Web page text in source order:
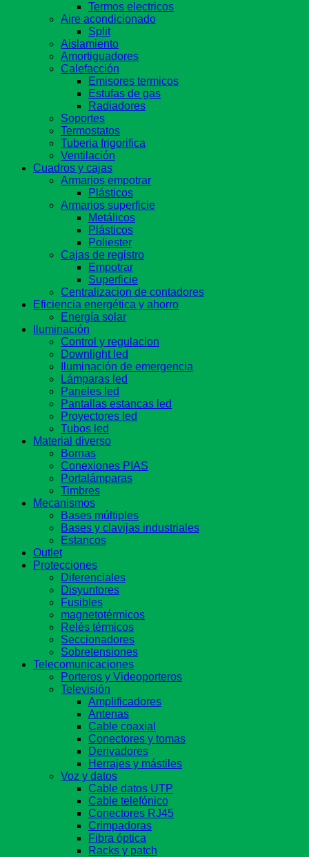
Termos electricos
Aire acondicionado
Split
Aislamiento
Amortiguadores
Calefacción
Emisores termicos
Estufas de gas
Radiadores
Soportes
Termostatos
Tuberia frigorifica
Ventilación
Cuadros y cajas
Armarios empotrar
Plásticos
Armarios superficie
Metálicos
Plásticos
Poliester
Cajas de registro
Empotrar
Superficie
Centralizacion de contadores
Eficiencia energética y ahorro
Energía solar
Iluminación
Control y regulacion
Downlight led
Iluminación de emergencia
Lámparas led
Paneles led
Pantallas estancas led
Proyectores led
Tubos led
Material diverso
Bornas
Conexiones PIAS
Portalámparas
Timbres
Mecanismos
Bases múltiples
Bases y clavijas industriales
Estancos
Outlet
Protecciones
Diferenciales
Disyuntores
Fusibles
magnetotérmicos
Relés térmicos
Seccionadores
Sobretensiones
Telecomunicaciones
Porteros y Videoporteros
Televisión
Amplificadores
Antenas
Cable coaxial
Conectores y tomas
Derivadores
Herrajes y mástiles
Voz y datos
Cable datos UTP
Cable telefónico
Conectores RJ45
Crimpadoras
Fibra óptica
Racks y patch